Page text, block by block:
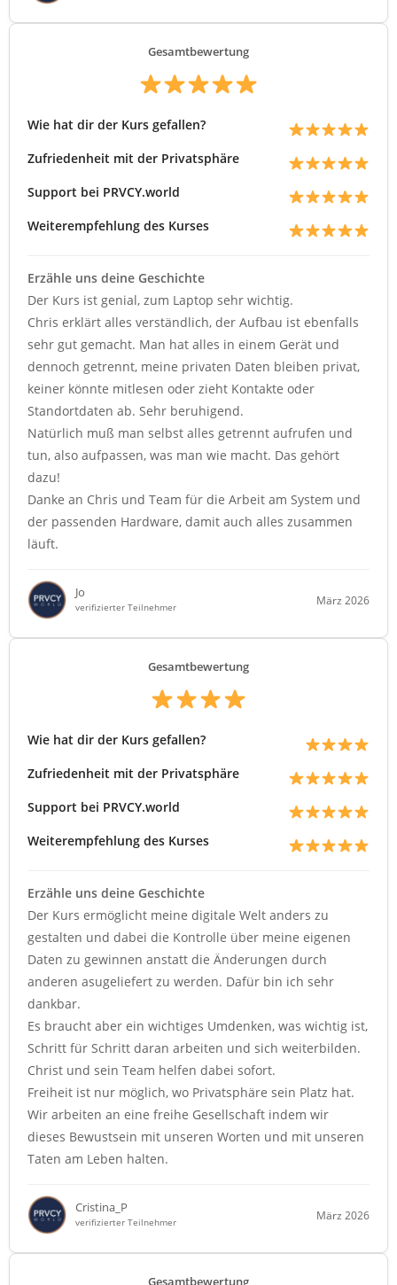
Gesamtbewertung
Wie hat dir der Kurs gefallen?
Zufriedenheit mit der Privatsphäre
Support bei PRVCY.world
Weiterempfehlung des Kurses
Erzähle uns deine Geschichte
Der Kurs ist genial, zum Laptop sehr wichtig.
Chris erklärt alles verständlich, der Aufbau ist ebenfalls
sehr gut gemacht. Man hat alles in einem Gerät und
dennoch getrennt, meine privaten Daten bleiben privat,
keiner könnte mitlesen oder zieht Kontakte oder
Standortdaten ab. Sehr beruhigend.
Natürlich muß man selbst alles getrennt aufrufen und
tun, also aufpassen, was man wie macht. Das gehört
dazu!
Danke an Chris und Team für die Arbeit am System und
der passenden Hardware, damit auch alles zusammen
läuft.
Jo
verifizierter Teilnehmer
März 2026
Gesamtbewertung
Wie hat dir der Kurs gefallen?
Zufriedenheit mit der Privatsphäre
Support bei PRVCY.world
Weiterempfehlung des Kurses
Erzähle uns deine Geschichte
Der Kurs ermöglicht meine digitale Welt anders zu
gestalten und dabei die Kontrolle über meine eigenen
Daten zu gewinnen anstatt die Änderungen durch
anderen asugeliefert zu werden. Dafür bin ich sehr
dankbar.
Es braucht aber ein wichtiges Umdenken, was wichtig ist,
Schritt für Schritt daran arbeiten und sich weiterbilden.
Christ und sein Team helfen dabei sofort.
Freiheit ist nur möglich, wo Privatsphäre sein Platz hat.
Wir arbeiten an eine freihe Gesellschaft indem wir
dieses Bewustsein mit unseren Worten und mit unseren
Taten am Leben halten.
Cristina_P
verifizierter Teilnehmer
März 2026
Gesamtbewertung